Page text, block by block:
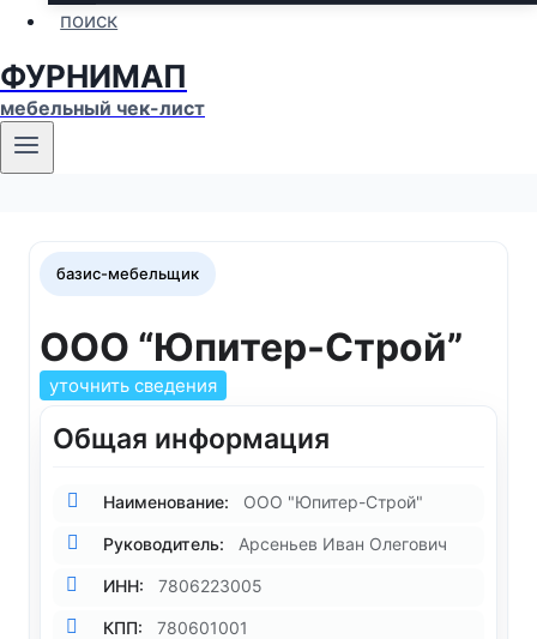
поиск
ФУРНИМАП
мебельный чек-лист
базис-мебельщик
ООО “Юпитер-Строй”
уточнить сведения
Общая информация
Наименование: ООО "Юпитер-Строй"
Руководитель: Арсеньев Иван Олегович
ИНН: 7806223005
КПП: 780601001